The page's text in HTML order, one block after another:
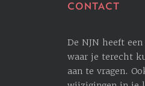
CONTACT
De NJN heeft
waar je terecht
aan te vragen.